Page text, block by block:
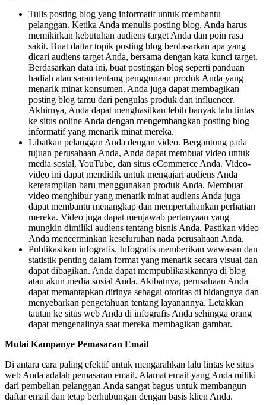
Tulis posting blog yang informatif untuk membantu
pelanggan. Ketika Anda menulis posting blog, Anda harus
memikirkan kebutuhan audiens target Anda dan poin rasa
sakit. Buat daftar topik posting blog berdasarkan apa yang
dicari audiens target Anda, bersama dengan kata kunci target.
Berdasarkan data ini, buat postingan blog seperti panduan
hadiah atau saran tentang penggunaan produk Anda yang
menarik minat konsumen. Anda juga dapat membagikan
posting blog tamu dari pengulas produk dan influencer.
Akhirnya, Anda dapat menghasilkan lebih banyak lalu lintas
ke situs online Anda dengan mengembangkan posting blog
informatif yang menarik minat mereka.
Libatkan pelanggan Anda dengan video. Bergantung pada
tujuan perusahaan Anda, Anda dapat membuat video untuk
media sosial, YouTube, dan situs eCommerce Anda. Video-
video ini dapat mendidik untuk mengajari audiens Anda
keterampilan baru menggunakan produk Anda. Membuat
video menghibur yang menarik minat audiens Anda juga
dapat membantu menangkap dan mempertahankan perhatian
mereka. Video juga dapat menjawab pertanyaan yang
mungkin dimiliki audiens tentang bisnis Anda. Pastikan video
Anda mencerminkan keseluruhan nada perusahaan Anda.
Publikasikan infografis. Infografis memberikan wawasan dan
statistik penting dalam format yang menarik secara visual dan
dapat dibagikan. Anda dapat mempublikasikannya di blog
atau akun media sosial Anda. Akibatnya, perusahaan Anda
dapat memantapkan dirinya sebagai otoritas di bidangnya dan
menyebarkan pengetahuan tentang layanannya. Letakkan
tautan ke situs web Anda di infografis Anda sehingga orang
dapat mengenalinya saat mereka membagikan gambar.
Mulai Kampanye Pemasaran Email
Di antara cara paling efektif untuk mengarahkan lalu lintas ke situs
web Anda adalah pemasaran email. Alamat email yang Anda miliki
dari pembelian pelanggan Anda sangat bagus untuk membangun
daftar email dan tetap berhubungan dengan basis klien Anda.